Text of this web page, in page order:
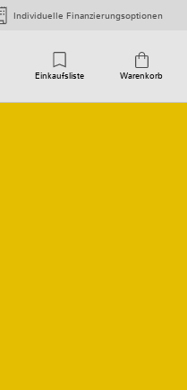
Individuelle Finanzierungsoptionen
Einkaufsliste Warenkorb